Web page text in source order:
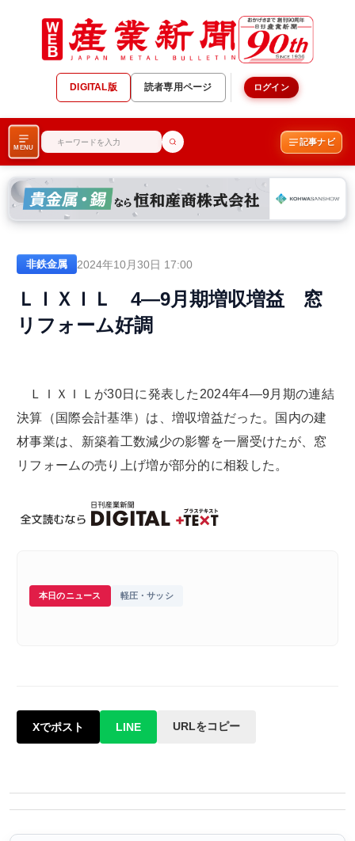
DIGITAL版 読者専用ページ ログイン
MENU
記事ナビ
非鉄金属 2024年10月30日 17:00
ＬＩＸＩＬ 4―9月期増収増益 窓
リフォーム好調
ＬＩＸＩＬが30日に発表した2024年4―9月期の連結
決算（国際会計基準）は、増収増益だった。国内の建
材事業は、新築着工数減少の影響を一層受けたが、窓
リフォームの売り上げ増が部分的に相殺した。
本日のニュース 軽圧・サッシ
Xでポスト LINE URLをコピー